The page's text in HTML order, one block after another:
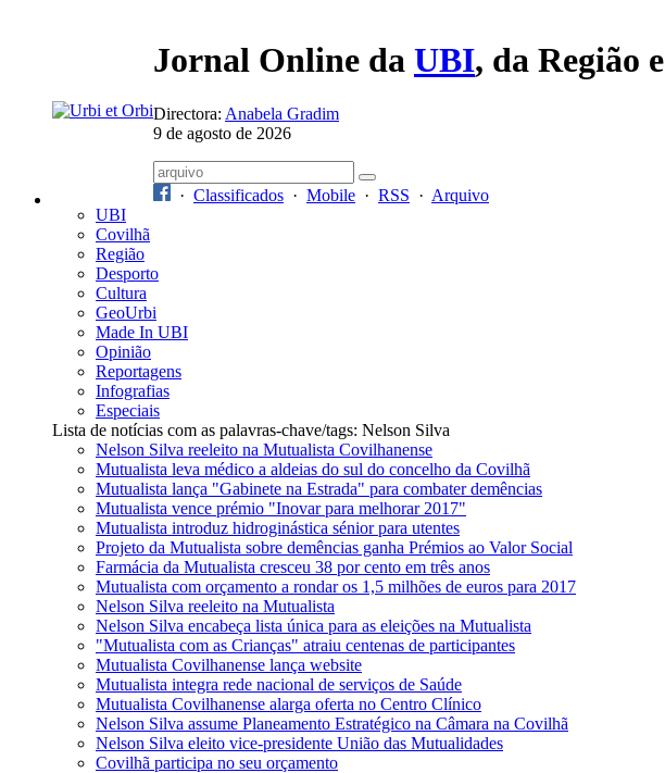
Jornal Online da UBI, da Região
Directora: Anabela Gradim
9 de agosto de 2026
· Classificados · Mobile · RSS · Arquivo
UBI
Covilhã
Região
Desporto
Cultura
GeoUrbi
Made In UBI
Opinião
Reportagens
Infografias
Especiais
Lista de notícias com as palavras-chave/tags: Nelson Silva
Nelson Silva reeleito na Mutualista Covilhanense
Mutualista leva médico a aldeias do sul do concelho da Covilhã
Mutualista lança "Gabinete na Estrada" para combater demências
Mutualista vence prémio "Inovar para melhorar 2017"
Mutualista introduz hidroginástica sénior para utentes
Projeto da Mutualista sobre demências ganha Prémios ao Valor Social
Farmácia da Mutualista cresceu 38 por cento em três anos
Mutualista com orçamento a rondar os 1,5 milhões de euros para 2017
Nelson Silva reeleito na Mutualista
Nelson Silva encabeça lista única para as eleições na Mutualista
"Mutualista com as Crianças" atraiu centenas de participantes
Mutualista Covilhanense lança website
Mutualista integra rede nacional de serviços de Saúde
Mutualista Covilhanense alarga oferta no Centro Clínico
Nelson Silva assume Planeamento Estratégico na Câmara na Covilhã
Nelson Silva eleito vice-presidente União das Mutualidades
Covilhã participa no seu orçamento